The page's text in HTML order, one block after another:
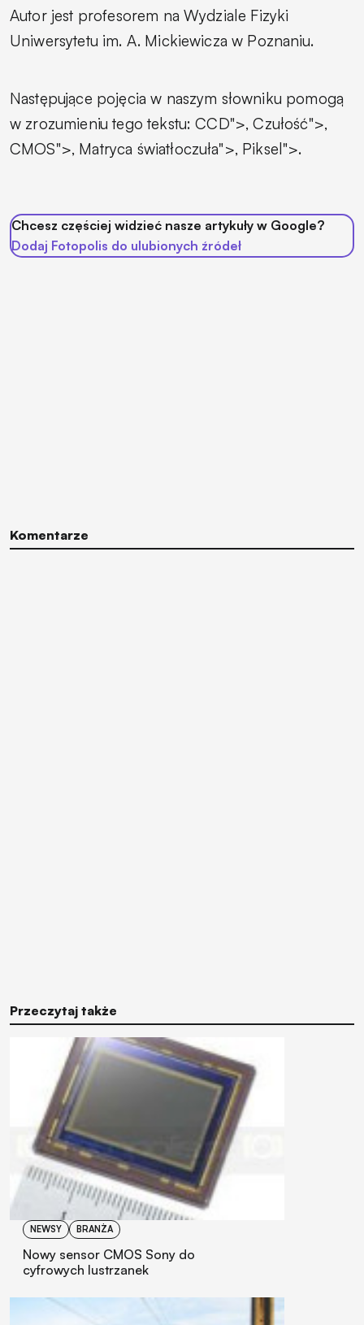
Autor jest profesorem na Wydziale Fizyki
Uniwersytetu im. A. Mickiewicza w Poznaniu.
Następujące pojęcia w naszym słowniku pomogą
w zrozumieniu tego tekstu:CCD">,Czułość">,
CMOS">, Matryca światłoczuła">, Piksel">.
Chcesz częściej widzieć nasze artykuły w Google?
Dodaj Fotopolis do ulubionych źródeł
Komentarze
Przeczytaj także
NEWSY BRANŻA
Nowy sensor CMOS Sony do
cyfrowych lustrzanek